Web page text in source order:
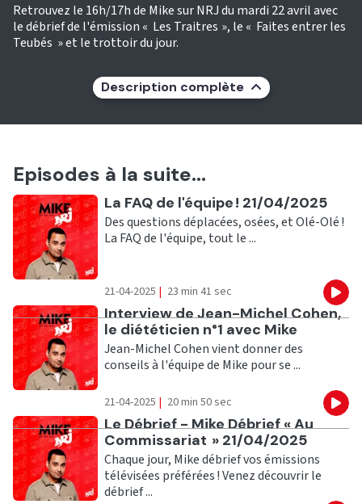
Retrouvez le 16h/17h de Mike sur NRJ du mardi 22 avril avec
le débrief de l'émission « Les Traitres », le « Faites entrer les
Teubés » et le trottoir du jour.
Description complète
Episodes à la suite...
Ecouter
La FAQ de l'équipe ! 21/04/2025
Des questions déplacées, osées, et Olé-Olé !
La FAQ de l'équipe, tout le ...
21-04-2025 | 23 min 41 sec
Ecouter
Interview de Jean-Michel Cohen,
le diététicien n°1 avec Mike
Jean-Michel Cohen vient donner des
conseils à l'équipe de Mike pour se ...
21-04-2025 | 20 min 50 sec
Ecouter
Le Débrief - Mike Débrief « Au
Commissariat » 21/04/2025
Chaque jour, Mike débrief vos émissions
télévisées préférées ! Venez découvrir le
débrief ...